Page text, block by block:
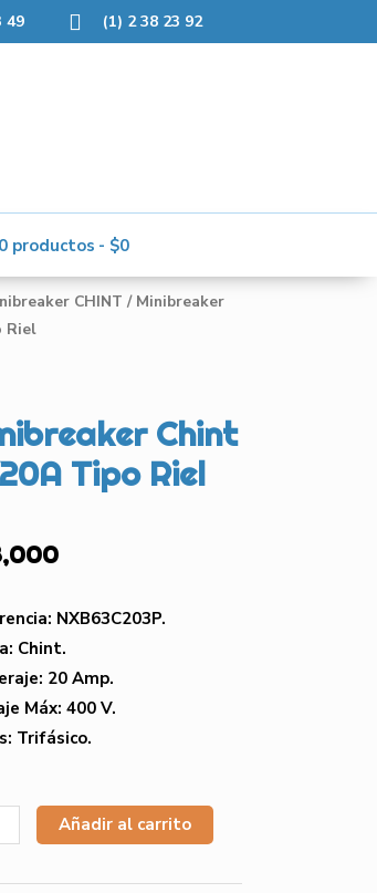
49 (1) 2 38 23 92
0 productos $0
CHINT / Minibreaker
Riel
Chint
Tipo Riel
NXB63C203P.
Chint.
20 Amp.
Máx: 400 V.
Trifásico.
Añadir al carrito